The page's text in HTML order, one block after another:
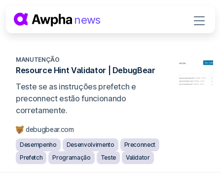
MANUTENÇÃO
Resource Hint Validator | DebugBear
Teste se as instruções prefetch e
preconnect estão funcionando
corretamente.
debugbear.com
Desempenho Desenvolvimento
Preconnect
Prefetch
Programação Teste Validator
Navegação principal
news